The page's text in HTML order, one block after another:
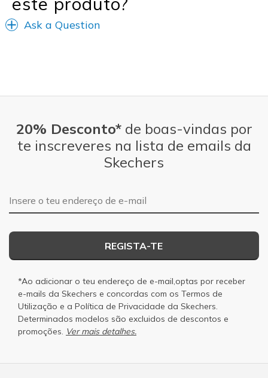
Ask a Question
20% Desconto*de boas-vindas por
te inscreveres na lista de emails da
Skechers
Endereço de e-mail
REGISTA-TE
*Ao adicionar o teu endereço de e-mail,optas por receber
e-mails da Skechers e concordas com os Termos de
Utilização e a Política de Privacidade da Skechers.
Determinados modelos são excluidos de descontos e
promoções. Ver mais detalhes.